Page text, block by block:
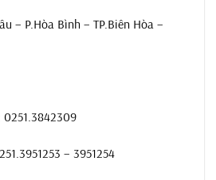
– P.Hòa Bình – TP.Biên Hòa –
0251.3842309
– 3951254